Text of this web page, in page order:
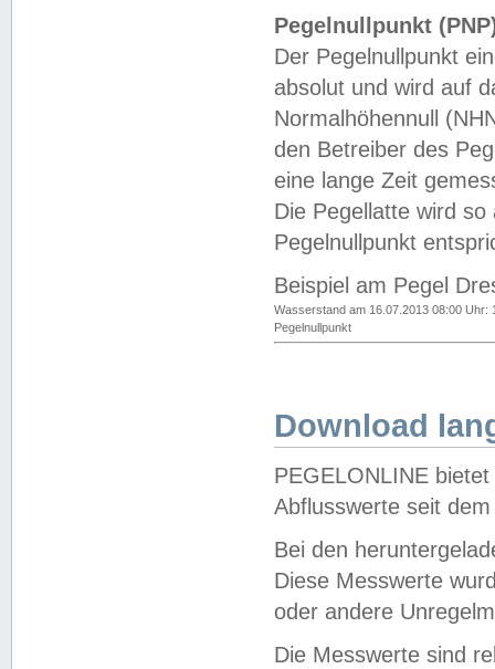
Pegelnullpunkt
Der Pegelnullpunkt
absolut und wird auf
Normalhöhennull
den Betreiber des
eine lange Zeit
Die Pegellatte wird
Pegelnullpunkt
Beispiel am Pegel
Wasserstand am 16.07.2013 08:00 Uhr:
Pegelnullpunkt
Download
PEGELONLINE
Abflusswerte seit
Bei den
Diese Messwerte
oder andere
Die Messwerte sind